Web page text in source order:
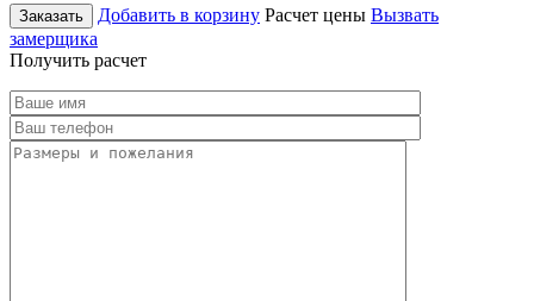
Заказать Добавить в корзину Расчет цены Вызвать
замерщика
Получить расчет